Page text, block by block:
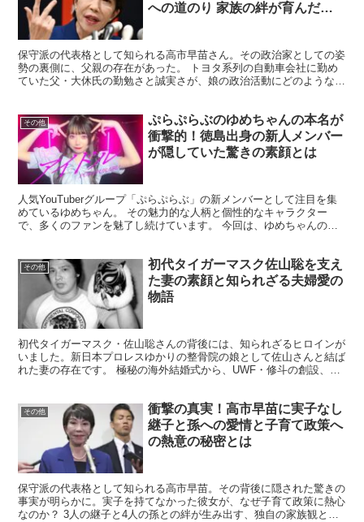
への道のり 家族の絆が育んだ強
保守派の代表格として知られる高市早苗さん。その政治家としての姿
勢の裏側に、父親の存在があった。 トヨタ系列の自動車会社に勤め
ていた父・大休氏の勤勉さと誠実さが、娘の政治活動にどのような影
その他
ぷらぷらぶのゆめちゃんの本名が
衝撃的！徳島出身の新人メンバー
が隠していた驚きの素顔とは
人気YouTuberグループ「ぷらぷらぶ」の新メンバーとして注目を集
めているゆめちゃん。 その魅力的な人柄と個性的なキャラクター
で、多くのファンを魅了し続けています。 今回は、ゆめちゃんの本
その他
初代タイガーマスク佐山聡を支え
た妻の素顔と知られざる夫婦愛の
物語
初代タイガーマスク・佐山聡さんの背後には、知られざるヒロインが
いました。新日本プロレスゆかりの整骨院の娘として佐山さんと結ば
れた妻の存在です。 極秘の海外結婚式から、UWF・修斗の創設、そ
その他
衝撃の真実！高市早苗に実子なし
継子と孫への愛情と子育て政策へ
の熱意の秘密とは
保守派の代表格として知られる高市早苗。その背後に隠された驚きの
事実が明らかに。実子を持てなかった彼女が、なぜ子育て政策に熱心
なのか？ 3人の継子と4人の孫との絆が生み出す、独自の家族観と